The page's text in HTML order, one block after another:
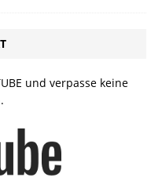
und verpasse keine